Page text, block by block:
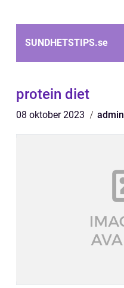
SUNDHETSTIPS.se
protein diet
08 oktober 2023 admin